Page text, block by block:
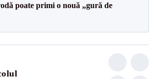
poate primi o nouă „gură de